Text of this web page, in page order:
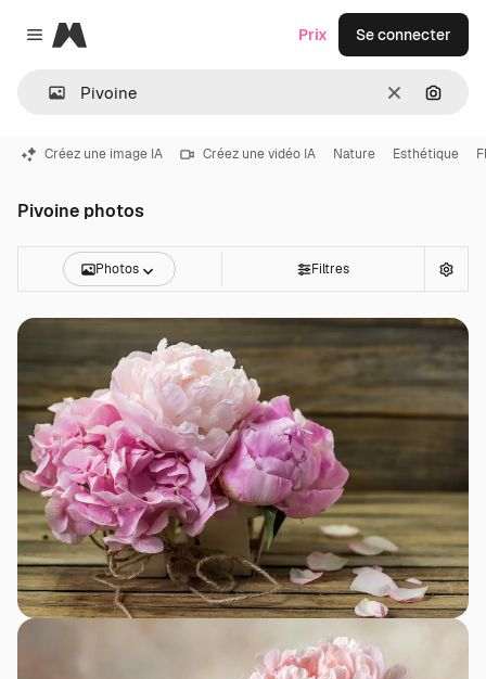
Close menu
Magnific
Effacer
Prix Se connecter
Créez une image IA Créez une vidéo IA Nature Esthétique
Pivoine photos
Photos Filtres